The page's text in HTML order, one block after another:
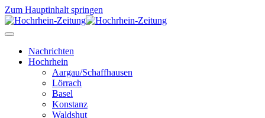
Zum Hauptinhalt springen
Nachrichten
Hochrhein
Aargau/Schaffhausen
Lörrach
Basel
Konstanz
Waldshut